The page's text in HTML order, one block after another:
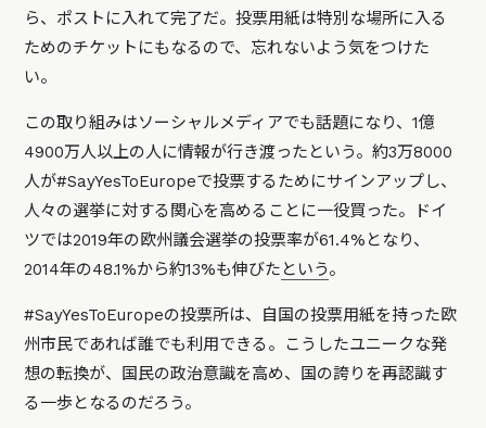
ら、ポストに入れて完了だ。投票用紙は特別な場所に入る
ためのチケットにもなるので、忘れないよう気をつけた
い。
この取り組みはソーシャルメディアでも話題になり、1億
4900万人以上の人に情報が行き渡ったという。約3万8000
人が#SayYesToEuropeで投票するためにサインアップし、
人々の選挙に対する関心を高めることに一役買った。ドイ
ツでは2019年の欧州議会選挙の投票率が61.4%となり、
2014年の48.1%から約13%も伸びた という。
#SayYesToEuropeの投票所は、自国の投票用紙を持った欧
州市民であれば誰でも利用できる。こうしたユニークな発
想の転換が、国民の政治意識を高め、国の誇りを再認識す
る一歩となるのだろう。